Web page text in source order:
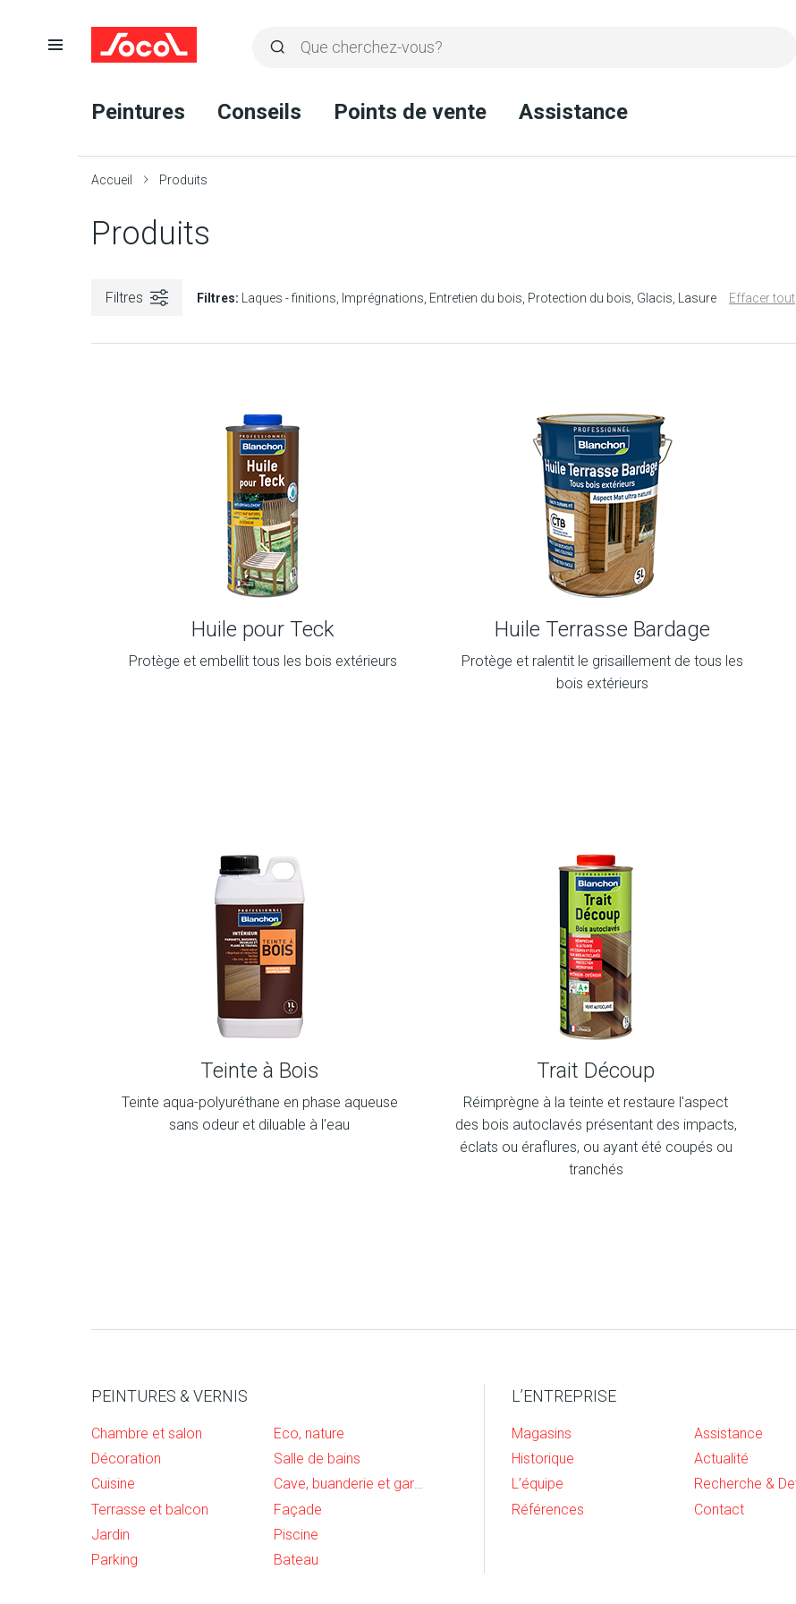
Rechercher
recherche
Ouvrir
Peintures Conseils Points de vente Assistance
Accueil Produits
Produits
Filtres Filtres: Laques - finitions Imprégnations Entretien du bois Protection du bois Glacis Lasure Effacer tout
Huile pour Teck
Protège et embellit tous les bois extérieurs
Huile Terrasse Bardage
Protège et ralentit le grisaillement de tous les
bois extérieurs
Teinte à Bois
Teinte aqua-polyuréthane en phase aqueuse
sans odeur et diluable à l'eau
Trait Découp
Réimprègne à la teinte et restaure l'aspect
des bois autoclavés présentant des impacts,
éclats ou éraflures, ou ayant été coupés ou
tranchés
PEINTURES & VERNIS
Chambre et salon
Eco, nature
Décoration
Salle de bains
Cuisine
Cave, buanderie et garage
Terrasse et balcon
Façade
Jardin
Piscine
Parking
Bateau
L’ENTREPRISE
Magasins
Assistance
Historique
Actualité
L’équipe
Références
Contact